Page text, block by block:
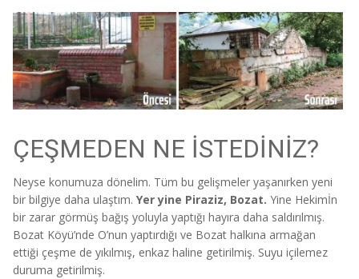
ÇEŞMEDEN NE İSTEDİNİZ?
Neyse konumuza dönelim. Tüm bu gelişmeler yaşanırken yeni
bir bilgiye daha ulaştım. Yer yine Piraziz, Bozat. Yine Hekimİn
bir zarar görmüş bağış yoluyla yaptığı hayıra daha saldırılmış.
Bozat Köyü’nde O’nun yaptırdığı ve Bozat halkına armağan
ettiği çeşme de yıkılmış, enkaz haline getirilmiş. Suyu içilemez
duruma getirilmiş.